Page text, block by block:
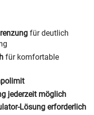
für deutlich
für komfortable
jederzeit möglich
Lösung erforderlich